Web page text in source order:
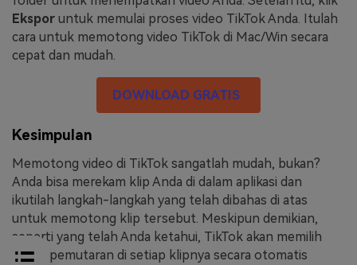
Ekspor untuk memulai proses video TikTok Anda. Itulah
cara untuk memotong video TikTok di Mac/Win secara
cepat dan mudah.
DOWNLOAD GRATIS
Kesimpulan
Memotong video di TikTok sangatlah mudah, bukan?
Anda bisa merekam klip Anda di dalam aplikasi dan
ikutilah langkah-langkah yang telah dibahas di atas
untuk memotong klip tersebut. Meskipun demikian,
seperti yang telah Anda ketahui, TikTok akan memilih
durasi pemutaran di setiap klipnya secara otomatis